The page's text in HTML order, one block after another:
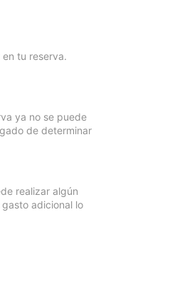
tu reserva.
ya no se puede
de determinar
realizar algún
adicional lo